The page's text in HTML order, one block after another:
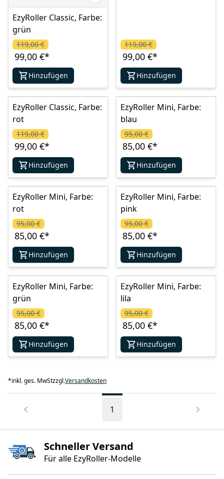
EzyRoller Classic, Farbe:
grün
99,00 €*
119,00 €
Hinzufügen
99,00 €*
119,00 €
Hinzufügen
EzyRoller Classic, Farbe:
rot
99,00 €*
119,00 €
Hinzufügen
EzyRoller Mini, Farbe:
blau
85,00 €*
95,00 €
Hinzufügen
EzyRoller Mini, Farbe:
rot
85,00 €*
95,00 €
Hinzufügen
EzyRoller Mini, Farbe:
pink
85,00 €*
95,00 €
Hinzufügen
EzyRoller Mini, Farbe:
grün
85,00 €*
95,00 €
Hinzufügen
EzyRoller Mini, Farbe:
lila
85,00 €*
95,00 €
Hinzufügen
*inkl. ges. MwStzzgl.Versandkosten
1
Schneller Versand
Für alle EzyRoller‑Modelle